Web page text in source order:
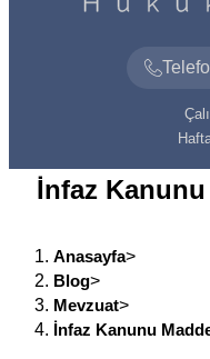
İnfaz Kanunu
Anasayfa>
Blog>
Mevzuat>
İnfaz Kanunu